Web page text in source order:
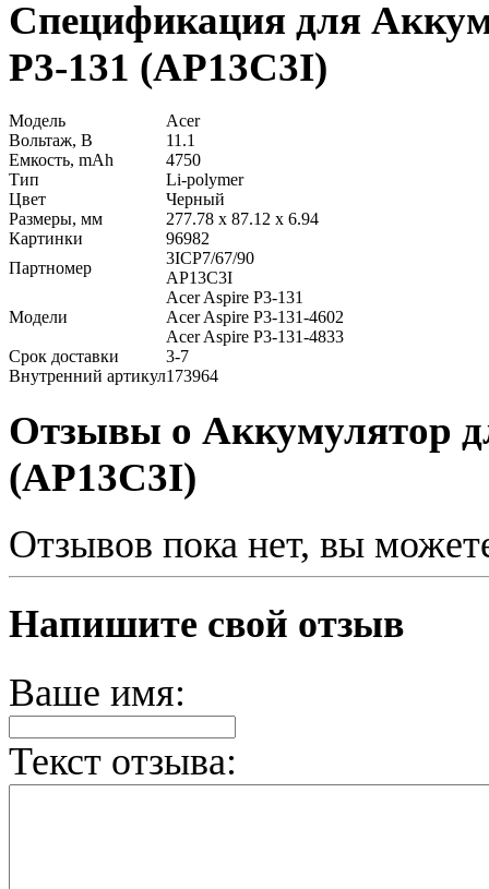
Спецификация для
P3-131 (AP13C3I)
Модель
Acer
Вольтаж, В
11.1
Емкость, mAh
4750
Тип
Li-polymer
Цвет
Черный
Размеры, мм
277.78 x 87.12 x 6.94
Картинки
96982
Партномер
3ICP7/67/90
AP13C3I
Модели
Acer Aspire P3-131
Acer Aspire P3-131-4602
Acer Aspire P3-131-4833
Срок доставки
3-7
Внутренний артикул173964
Отзывы о Аккумулятор
(AP13C3I)
Отзывов пока нет, вы
Напишите свой отзыв
Ваше имя:
Текст отзыва: